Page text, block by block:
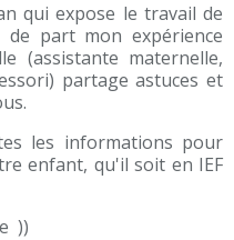
qui expose le travail de
part mon expérience
(assistante maternelle,
partage astuces et
les informations pour
enfant, qu'il soit en IEF
))